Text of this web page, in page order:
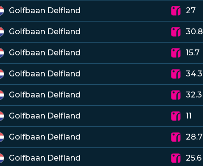
Golfbaan Delfland 27
Golfbaan Delfland 30.8
Golfbaan Delfland 15.7
Golfbaan Delfland 34.3
Golfbaan Delfland 32.3
Golfbaan Delfland 11
Golfbaan Delfland 28.7
Golfbaan Delfland 25.6